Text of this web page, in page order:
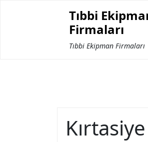
Tıbbi
Firmaları
Tıbbi Ekipman Firmaları